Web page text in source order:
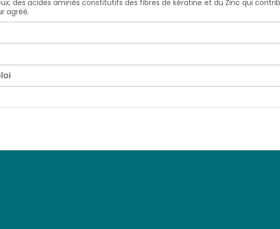
des acides aminés constitutifs des fibres de kératine et du Zinc qui
agréé.